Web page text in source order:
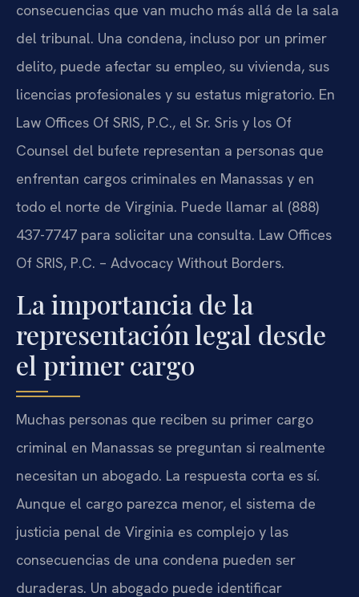
consecuencias que van mucho más allá de la sala
del tribunal. Una condena, incluso por un primer
delito, puede afectar su empleo, su vivienda, sus
licencias profesionales y su estatus migratorio. En
Law Offices Of SRIS, P.C., el Sr. Sris y los Of
Counsel del bufete representan a personas que
enfrentan cargos criminales en Manassas y en
todo el norte de Virginia. Puede llamar al (888)
437-7747 para solicitar una consulta. Law Offices
Of SRIS, P.C. – Advocacy Without Borders.
La importancia de la
representación legal desde
el primer cargo
Muchas personas que reciben su primer cargo
criminal en Manassas se preguntan si realmente
necesitan un abogado. La respuesta corta es sí.
Aunque el cargo parezca menor, el sistema de
justicia penal de Virginia es complejo y las
consecuencias de una condena pueden ser
duraderas. Un abogado puede identificar